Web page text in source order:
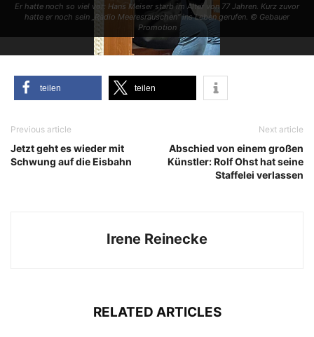
Er hat­te noch so viel vor: Hans Mei­ser starb im Alter von 77 Jah­ren. Kurz zuvor
hat­te er noch sein „Radio Mee­res­rau­schen“ ins Leben geru­fen. © Gebau­er
Promotion
tei­len tei­len
Previous article
Jetzt geht es wieder mit
Schwung auf die Eisbahn
Next article
Abschied von einem großen
Künstler: Rolf Ohst hat seine
Staffelei verlassen
Irene Reinecke
RELATED ARTICLES